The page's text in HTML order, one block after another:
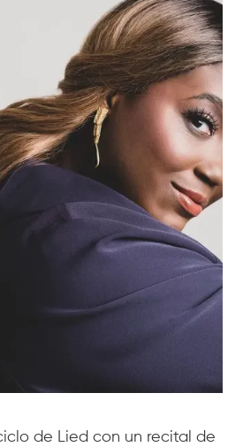
de Lied con un recital de